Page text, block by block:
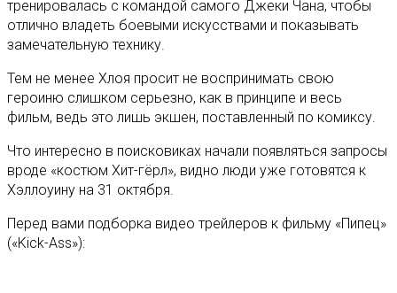
тренировалась с командой самого Джеки Чана, чтобы
отлично владеть боевыми искусствами и показывать
замечательную технику.
Тем не менее Хлоя просит не воспринимать свою
героиню слишком серьезно, как в принципе и весь
фильм, ведь это лишь экшен, поставленный по комиксу.
Что интересно в поисковиках начали появляться запросы
вроде «костюм Хит-гёрл», видно люди уже готовятся к
Хэллоуину на 31 октября.
Перед вами подборка видео трейлеров к фильму «Пипец»
(«Kick-Ass»):